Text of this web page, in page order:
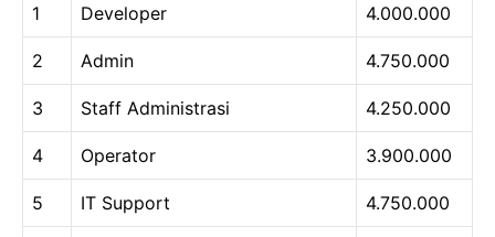
1 Developer 4.000.000
2 Admin 4.750.000
3 Staff Administrasi 4.250.000
4 Operator 3.900.000
5 IT Support 4.750.000